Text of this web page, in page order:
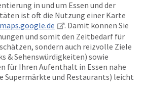
in und um Essen und der
ist oft die Nutzung einer Karte
maps.google.de
. Damit können Sie
und somit den Zeitbedarf für
sondern auch reizvolle Ziele
& Sehenswürdigkeiten) sowie
für Ihren Aufenthalt in Essen nahe
Supermärkte und Restaurants) leicht